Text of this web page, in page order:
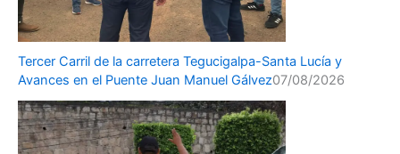
Tercer Carril de la carretera Tegucigalpa-Santa Lucía y
Avances en el Puente Juan Manuel Gálvez07/08/2026